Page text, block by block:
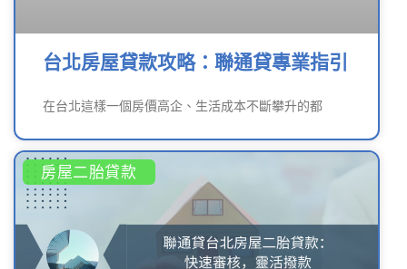
台北房屋貸款攻略：聯通貸專業指引
在台北這樣一個房價高企、生活成本不斷攀升的都
房屋二胎貸款